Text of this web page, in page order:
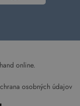
online.
osobných údajov